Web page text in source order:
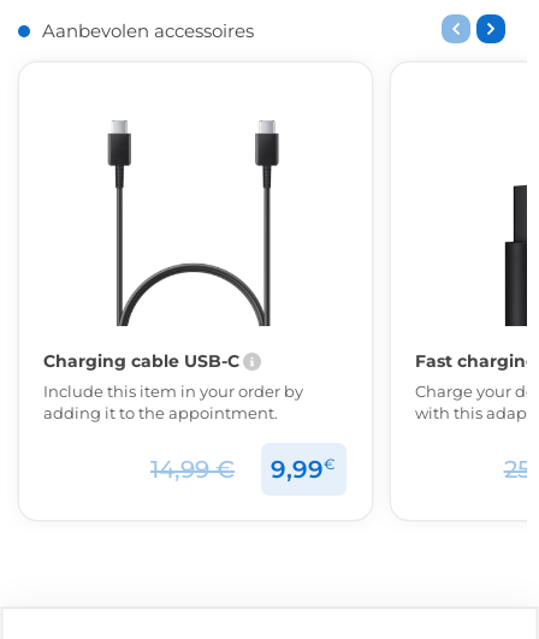
Aanbevolen accessoires
Charging cable USB-C
Include this item in your order by
adding it to the appointment.
14,99 € 9,99€
Fast
Charge your
with this